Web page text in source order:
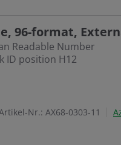
96-format,
Readable Number
ID position H12
Nr.: AX68-0303-11